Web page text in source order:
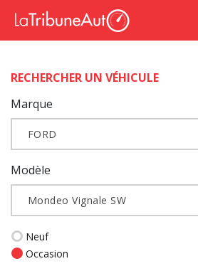
RECHERCHER UN VÉHICULE
Marque
FORD
Modèle
Mondeo Vignale SW
Neuf
Occasion